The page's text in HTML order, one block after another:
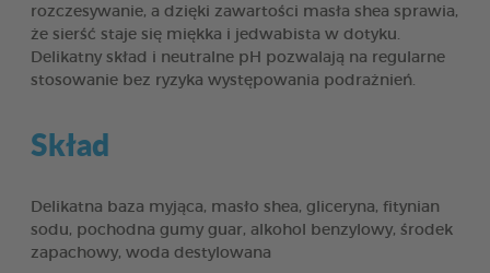
rozczesywanie, a dzięki zawartości masła shea sprawia,
że sierść staje się miękka i jedwabista w dotyku.
Delikatny skład i neutralne pH pozwalają na regularne
stosowanie bez ryzyka występowania podrażnień.
Skład
Delikatna baza myjąca, masło shea, gliceryna, fitynian
sodu, pochodna gumy guar, alkohol benzylowy, środek
zapachowy, woda destylowana